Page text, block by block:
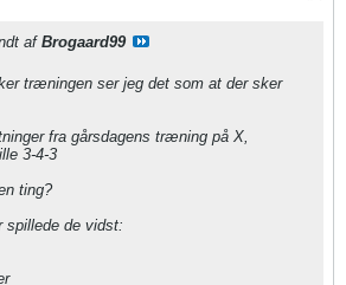
af Brogaard99
træningen ser jeg det som at der sker
fra gårsdagens træning på X,
3-4-3
ting?
spillede de vidst: